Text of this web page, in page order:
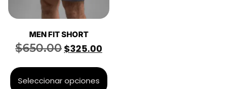
MEN FIT SHORT
$650.00 $325.00
Seleccionar opciones